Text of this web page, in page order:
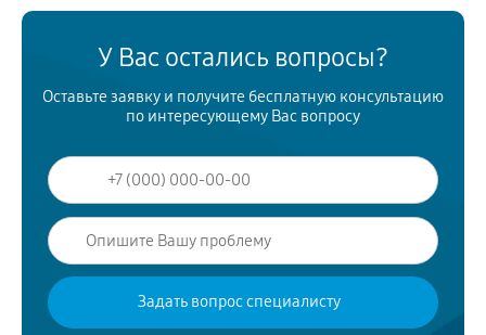
У Вас остались вопросы?
Оставьте заявку и получите бесплатную консультацию
по интересующему Вас вопросу